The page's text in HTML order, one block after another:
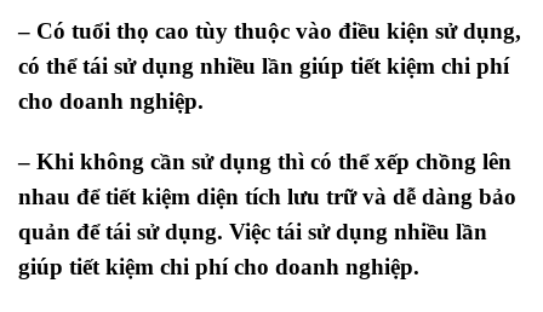
– Có tuổi thọ cao tùy thuộc vào điều kiện sử dụng,
có thể tái sử dụng nhiều lần giúp tiết kiệm chi phí
cho doanh nghiệp.
– Khi không cần sử dụng thì có thể xếp chồng lên
nhau để tiết kiệm diện tích lưu trữ và dễ dàng bảo
quản để tái sử dụng. Việc tái sử dụng nhiều lần
giúp tiết kiệm chi phí cho doanh nghiệp.